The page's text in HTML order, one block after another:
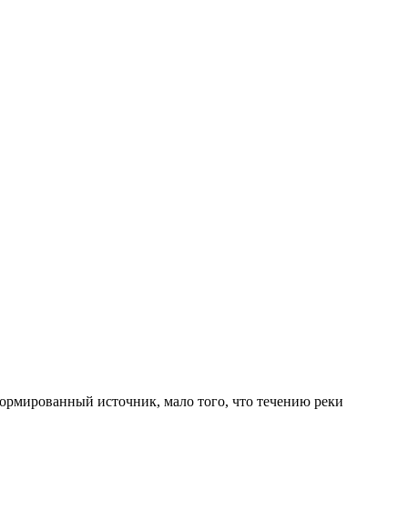
источник, мало того, что течению реки